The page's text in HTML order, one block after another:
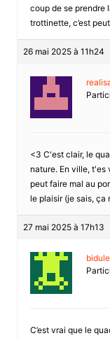
coup de se prendre
trottinette, c’est
26 mai 2025 à 11h24
<3 C'est clair, le
nature. En ville, t'es
peut faire mal au
le plaisir (je sais, ça
27 mai 2025 à 17h13
C’est vrai que le